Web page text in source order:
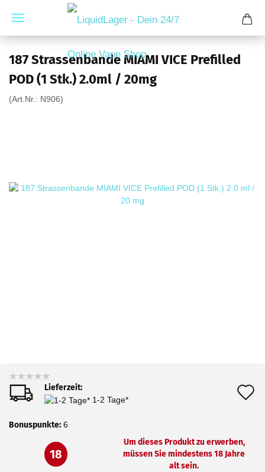
187 Strassenbande MIAMI VICE Prefilled
POD (1 Stk.) 2.0ml / 20mg
(Art.Nr.: N906)
Lieferzeit:
1-2 Tage*
Bonuspunkte: 6
18
Um dieses Produkt zu erwerben,
müssen Sie mindestens 18 Jahre
alt sein.